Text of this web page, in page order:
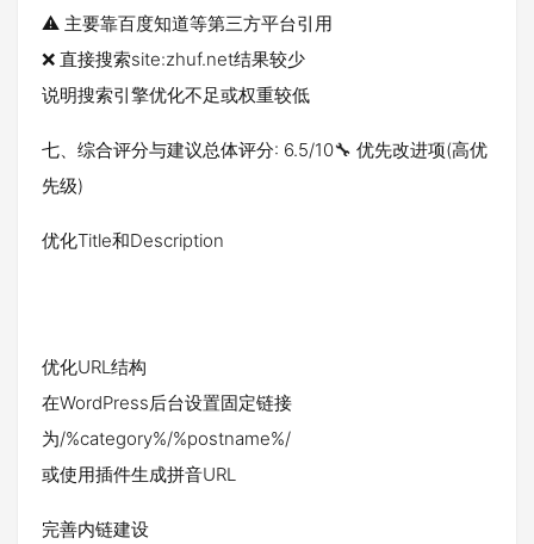
⚠️ 主要靠百度知道等第三方平台引用
❌ 直接搜索site:zhuf.net结果较少
说明搜索引擎优化不足或权重较低
七、综合评分与建议总体评分: 6.5/10🔧 优先改进项(高优
先级)
优化Title和Description
优化URL结构
在WordPress后台设置固定链接
为/%category%/%postname%/
或使用插件生成拼音URL
完善内链建设